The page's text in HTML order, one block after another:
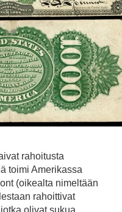
rahoitusta
toimi Amerikassa
(oikealta nimeltään
rahoittivat